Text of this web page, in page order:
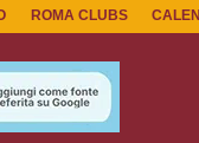
ROMA CLUBS